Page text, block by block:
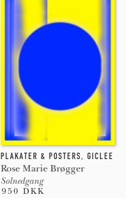
PLAKATER & POSTERS, GICLEE
Rose Marie Brøgger
Solnedgang
950 DKK